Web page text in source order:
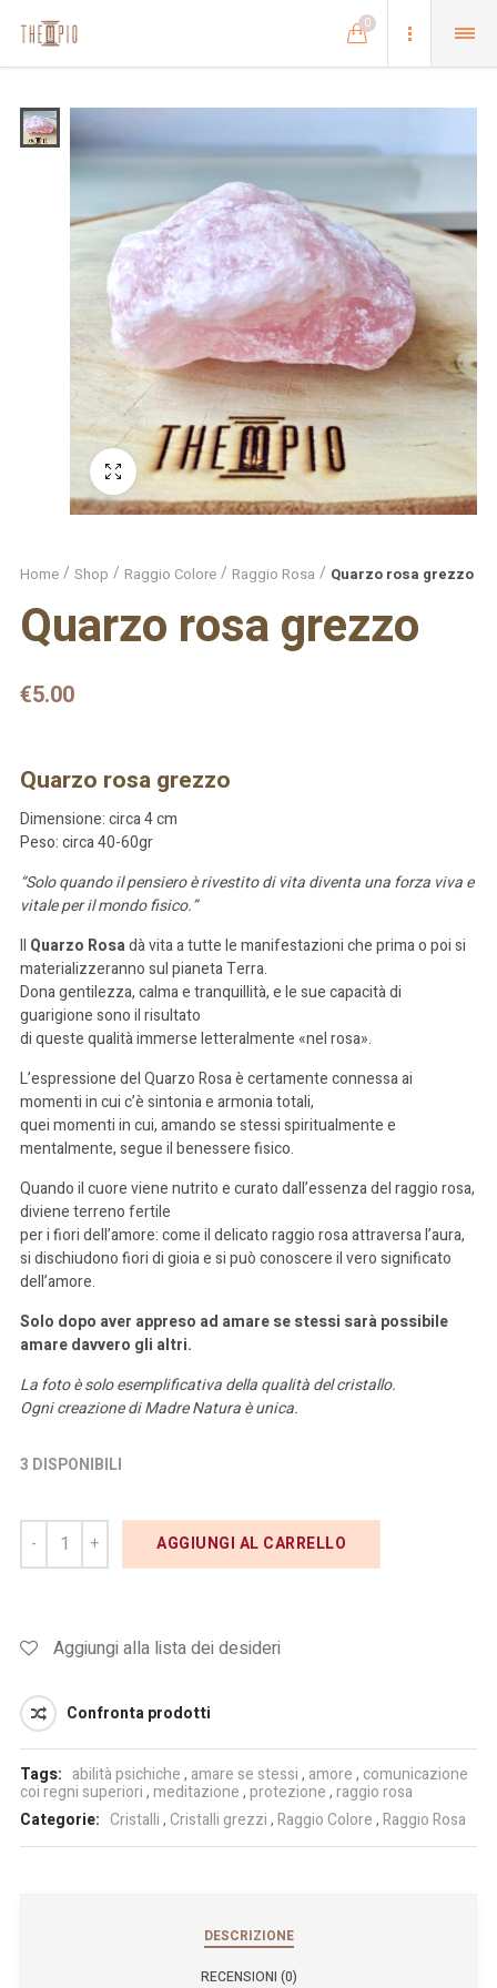
0
Schermo intero
Home Shop Raggio Colore Raggio Rosa Quarzo rosa grezzo
Quarzo rosa grezzo
€5.00
Quarzo rosa grezzo
Dimensione: circa 4 cm
Peso: circa 40-60gr
“Solo quando il pensiero è rivestito di vita diventa una forza viva e
vitale per il mondo fisico.”
Il Quarzo Rosadà vita a tutte le manifestazioni che prima o poi si
materializzeranno sul pianeta Terra.
Dona gentilezza, calma e tranquillità, e le sue capacità di
guarigione sono il risultato
di queste qualità immerse letteralmente «nel rosa».
L’espressione del Quarzo Rosa è certamente connessa ai
momenti in cui c’è sintonia e armonia totali,
quei momenti in cui, amando se stessi spiritualmente e
mentalmente, segue il benessere fisico.
Quando il cuore viene nutrito e curato dall’essenza del raggio rosa,
diviene terreno fertile
per i fiori dell’amore: come il delicato raggio rosa attraversa l’aura,
si dischiudono fiori di gioia e si può conoscere il vero significato
dell’amore.
Solo dopo aver appreso ad amare se stessi sarà possibile
amare davvero gli altri.
La foto è solo esemplificativa della qualità del cristallo.
Ogni creazione di Madre Natura è unica.
3 DISPONIBILI
AGGIUNGI AL CARRELLO
Aggiungi alla lista dei desideri
Confronta prodotti
Tags: abilità psichiche, amare se stessi, amore, comunicazione
coi regni superiori,meditazione,protezione,raggio rosa
Categorie: Cristalli,Cristalli grezzi,Raggio Colore,Raggio Rosa
DESCRIZIONE
RECENSIONI (0)